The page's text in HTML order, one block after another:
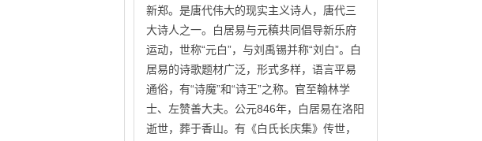
新郑。是唐代伟大的现实主义诗人，唐代三
大诗人之一。白居易与元稹共同倡导新乐府
运动，世称“元白”，与刘禹锡并称“刘白”。白
居易的诗歌题材广泛，形式多样，语言平易
通俗，有“诗魔”和“诗王”之称。官至翰林学
士、左赞善大夫。公元846年，白居易在洛阳
逝世，葬于香山。有《白氏长庆集》传世，